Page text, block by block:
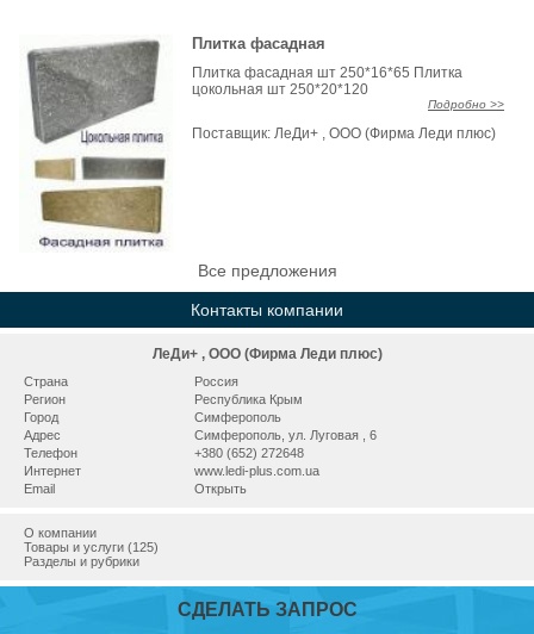
Плитка фасадная
Плитка фасадная шт 250*16*65 Плитка
цокольная шт 250*20*120
Подробно >>
Поставщик:ЛеДи+ , ООО (Фирма Леди плюс)
Все предложения
Контакты компании
ЛеДи+ , ООО (Фирма Леди плюс)
Страна
Россия
Регион
Республика Крым
Город
Симферополь
Адрес
Симферополь, ул. Луговая , 6
Телефон
+380 (652) 272648
Интернет
www.ledi-plus.com.ua
Email
Открыть
О компании
Товары и услуги (125)
Разделы и рубрики
СДЕЛАТЬ ЗАПРОС